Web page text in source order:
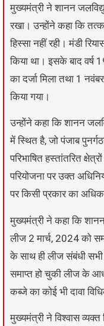
मुख्यमंत्री ने शानन
रखा। उन्होंने कहा कि
हिस्सा नहीं रही। मंडी
किया था। इसके बाद वर्ष
का दर्जा मिला तथा 1
किया गया।
उन्होंने कहा कि शानन
में स्थित है, जो पंजाब
परिभाषित हस्तांतरित
परियोजना पर उक्त
पर किसी प्रकार का
मुख्यमंत्री ने कहा कि
लीज 2 मार्च, 2024 को
के साथ ही लीज संबंधी
समाप्त हो चुकी लीज के
कब्जे का कोई भी दावा
मुख्यमंत्री ने विश्वास